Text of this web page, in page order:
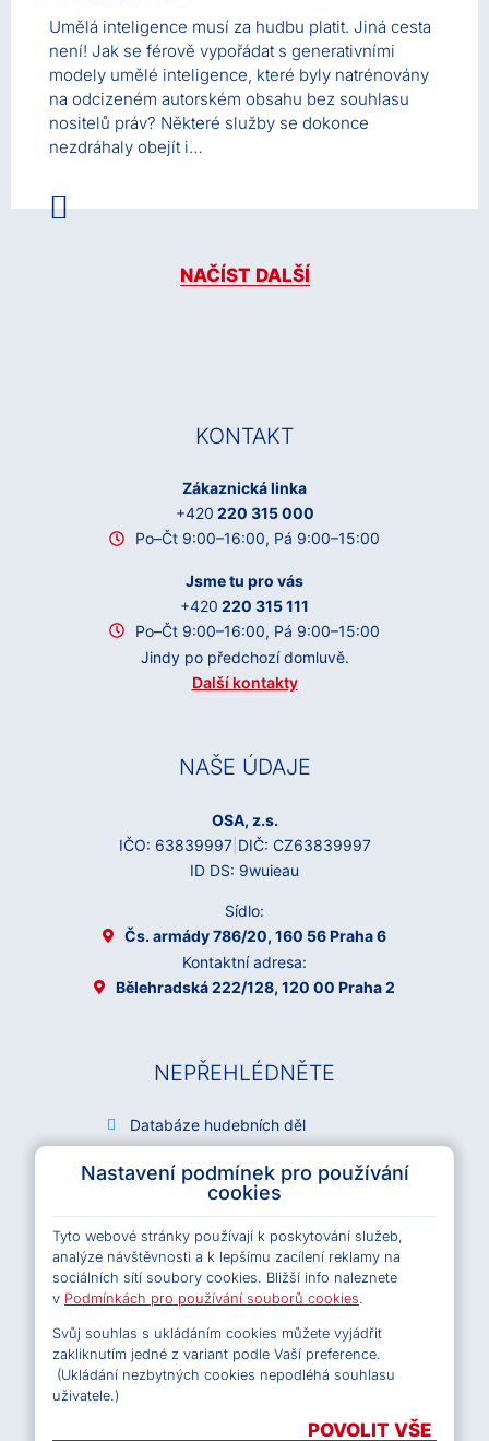
Nastavení podmínek pro používání
cookies
Tyto webové stránky používají k poskytování služeb,
analýze návštěvnosti a k lepšímu zacílení reklamy na
sociálních sítí soubory cookies. Bližší info naleznete
v Podmínkách pro používání souborů cookies.
Svůj souhlas s ukládáním cookies můžete vyjádřit
zakliknutím jedné z variant podle Vaší preference.
(Ukládání nezbytných cookies nepodléhá souhlasu
uživatele.)
POVOLIT VŠE
Umělá inteligence musí za hudbu platit. Jiná cesta
není! Jak se férově vypořádat s generativními
modely umělé inteligence, které byly natrénovány
na odcizeném autorském obsahu bez souhlasu
nositelů práv? Některé služby se dokonce
nezdráhaly obejít i…
NAČÍST DALŠÍ
KONTAKT
Zákaznická linka
+420 220 315 000
Po–Čt 9:00–16:00, Pá 9:00–15:00
Jsme tu pro vás
+420 220 315 111
Po–Čt 9:00–16:00, Pá 9:00–15:00
Jindy po předchozí domluvě.
Další kontakty
NAŠE ÚDAJE
OSA, z.s.
IČO: 63839997| DIČ: CZ63839997
ID DS: 9wuieau
Sídlo:
Čs. armády 786/20, 160 56 Praha 6
Kontaktní adresa:
Bělehradská 222/128, 120 00 Praha 2
NEPŘEHLÉDNĚTE
Databáze hudebních děl
Kariéra
Licenční podmínky e-shopu OSA
Pravidla ochrany osobních údajů
Pravidla cookies
SLEDUJTE NÁS